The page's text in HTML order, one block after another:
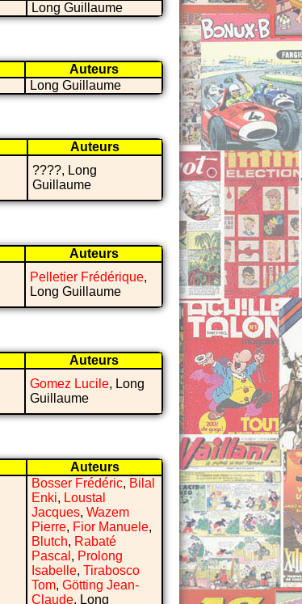
Long Guillaume
Auteurs
Long Guillaume
Auteurs
????, Long
Guillaume
Auteurs
Pelletier Frédérique,
Long Guillaume
Auteurs
Gomez Lucile, Long
Guillaume
Auteurs
Bosser Frédéric, Bilal
Enki, Loustal
Jacques, Wazem
Pierre, Fior Manuele,
Blutch, Rabaté
Pascal , Prolong
Isabelle, Tirabosco
Tom, Götting Jean-
Claude, Long